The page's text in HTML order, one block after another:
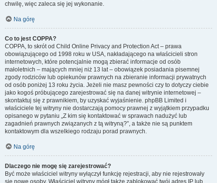
chwilę, więc zaleca się jej wykonanie.
Na górę
Co to jest COPPA?
COPPA, to skrót od Child Online Privacy and Protection Act – prawa
obowiązującego od 1998 roku w USA, nakładającego na właścicieli stron
internetowych, które potencjalnie mogą zbierać informacje od osób
małoletnich – mających mniej niż 13 lat – obowiązek posiadania pisemnej
zgody rodziców lub opiekunów prawnych na zbieranie informacji prywatnych
od osób poniżej 13 roku życia. Jeżeli nie masz pewności czy to dotyczy ciebie
jako kogoś próbującego zarejestrować się na danej witrynie internetowej –
skontaktuj się z prawnikiem, by uzyskać wyjaśnienie. phpBB Limited i
właściciele tej witryny nie dostarczają pomocy prawnej z wyjątkiem przypadku
opisanego w pytaniu „Z kim się kontaktować w sprawach nadużyć lub
zagadnień prawnych związanych z tą witryną?”, a także nie są punktem
kontaktowym dla wszelkiego rodzaju porad prawnych.
Na górę
Dlaczego nie mogę się zarejestrować?
Być może właściciel witryny wyłączył funkcję rejestracji, aby nie rejestrowały
się nowe osoby. Właściciel witryny mógł także zablokować twój adres IP lub